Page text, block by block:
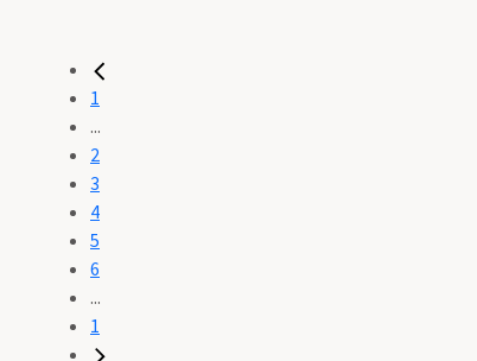
1
...
2
3
4
5
6
...
1